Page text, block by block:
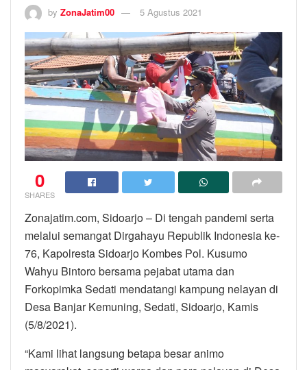
by ZonaJatim00 5 Agustus 2021
0
SHARES
Zonajatim.com, Sidoarjo – Di tengah pandemi serta
melalui semangat Dirgahayu Republik Indonesia ke-
76, Kapolresta Sidoarjo Kombes Pol. Kusumo
Wahyu Bintoro bersama pejabat utama dan
Forkopimka Sedati mendatangi kampung nelayan di
Desa Banjar Kemuning, Sedati, Sidoarjo, Kamis
(5/8/2021).
“Kami lihat langsung betapa besar animo